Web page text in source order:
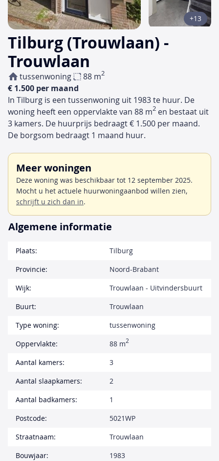
Tilburg (Trouwlaan) -
Trouwlaan
tussenwoning 88 m2
€ 1.500 per maand
+13
In Tilburg is een tussenwoning uit 1983 te huur. De
woning heeft een oppervlakte van 88 m2 en bestaat uit
3 kamers. De huurprijs bedraagt € 1.500 per maand.
De borgsom bedraagt 1 maand huur.
Meer woningen
Deze woning was beschikbaar tot 12 september 2025.
Mocht u het actuele huurwoningaanbod willen zien,
schrijft u zich dan in.
Algemene informatie
Plaats:
Tilburg
Provincie:
Noord-Brabant
Wijk:
Trouwlaan - Uitvindersbuurt
Buurt:
Trouwlaan
Type woning:
tussenwoning
Oppervlakte:
88 m2
Aantal kamers:
3
Aantal slaapkamers:
2
Aantal badkamers:
1
Postcode:
5021WP
Straatnaam:
Trouwlaan
Bouwjaar:
1983